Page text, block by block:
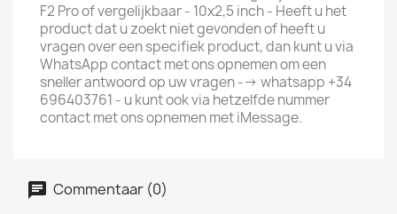
F2 Pro of vergelijkbaar - 10x2,5 inch - Heeft u het
product dat u zoekt niet gevonden of heeft u
vragen over een specifiek product, dan kunt u via
WhatsApp contact met ons opnemen om een
sneller antwoord op uw vragen --> whatsapp +34
696403761 - u kunt ook via hetzelfde nummer
contact met ons opnemen met iMessage.
Commentaar (0)